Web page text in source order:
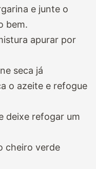
e junte o
bem.
apurar por
seca já
o azeite e refogue
deixe refogar um
cheiro verde